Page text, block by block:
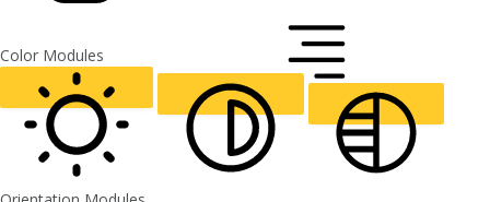
ALIGN TEXT
FONT WEIGHT
Color Modules